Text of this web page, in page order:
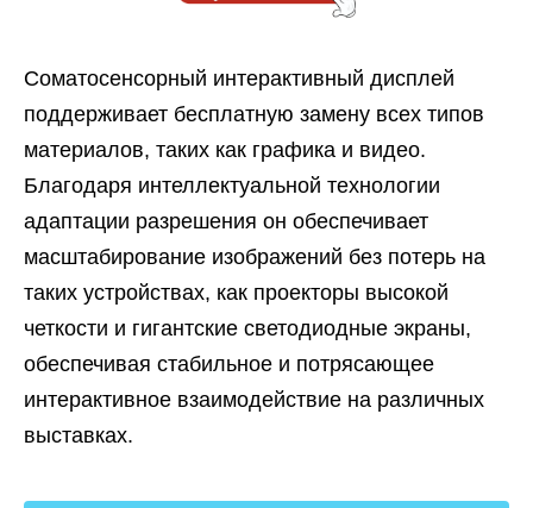
Соматосенсорный интерактивный дисплей
поддерживает бесплатную замену всех типов
материалов, таких как графика и видео.
Благодаря интеллектуальной технологии
адаптации разрешения он обеспечивает
масштабирование изображений без потерь на
таких устройствах, как проекторы высокой
четкости и гигантские светодиодные экраны,
обеспечивая стабильное и потрясающее
интерактивное взаимодействие на различных
выставках.